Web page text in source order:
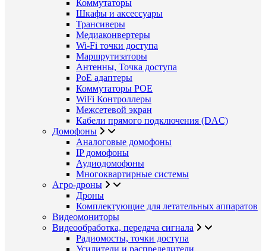
Коммутаторы
Шкафы и аксессуары
Трансиверы
Медиаконвертеры
Wi-Fi точки доступа
Маршрутизаторы
Антенны, Точка доступа
PoE адаптеры
Коммутаторы POE
WiFi Контроллеры
Межсетевой экран
Кабели прямого подключения (DAC)
Домофоны
Аналоговые домофоны
IP домофоны
Аудиодомофоны
Многоквартирные системы
Агро-дроны
Дроны
Комплектующие для летательных аппаратов
Видеомониторы
Видеообработка, передача сигнала
Радиомосты, точки доступа
Усилители и распределители